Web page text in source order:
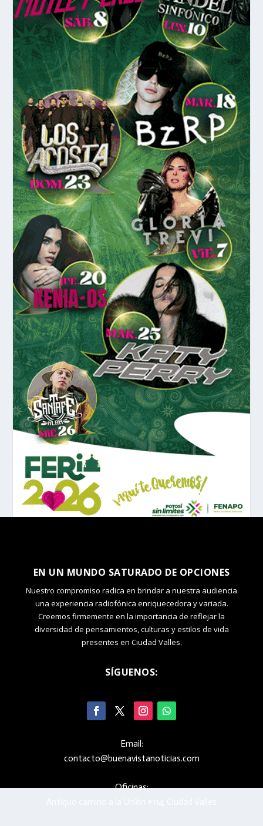
EN UN MUNDO SATURADO DE OPCIONES
Nuestro compromiso radica en brindar a nuestra audiencia
una experiencia radiofónica enriquecedora y variada.
Creemos firmemente en la importancia de reflejar la
diversidad de pensamientos, culturas y estilos de vida
presentes en Ciudad Valles.
SÍGUENOS:
Email:
contacto@buenavistanoticias.com
Oficinas: